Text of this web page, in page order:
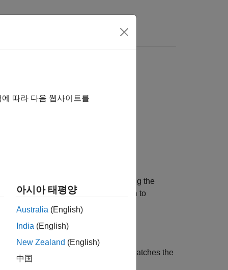
the result of running a test suite using the
the test passed, failed, or ran to
of objects in a array matches the
따라 다음 웹사이트를
아시아 태평양
Australia (English)
India (English)
New Zealand (English)
中国